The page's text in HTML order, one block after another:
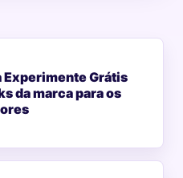
Experimente Grátis
da marca para os